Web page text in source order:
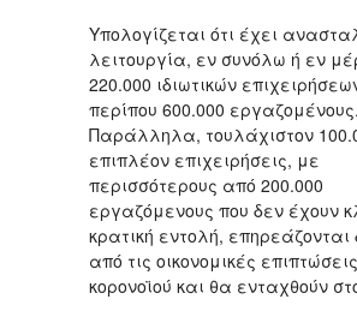
Υπολογίζεται ότι έχει
λειτουργία, εν συνόλω ή εν
220.000 ιδιωτικών
περίπου 600.000 εργαζομένους.
Παράλληλα, τουλάχιστον
επιπλέον επιχειρήσεις, με
περισσότερους από 200.000
εργαζόμενους που δεν έχουν
κρατική εντολή, επηρεάζονται
από τις οικονομικές
κορoνοϊού και θα ενταχθούν